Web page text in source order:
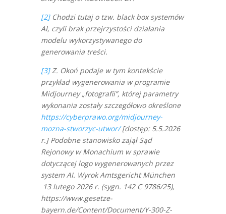
[2]Chodzi tutaj o tzw. black box systemów
AI, czyli brak przejrzystości działania
modelu wykorzystywanego do
generowania treści.
[3]Z. Okoń podaje w tym kontekście
przykład wygenerowania w programie
Midjourney „fotografii”, której parametry
wykonania zostały szczegółowo określone
https://cyberprawo.org/midjourney-
mozna-stworzyc-utwor/[dostęp: 5.5.2026
r.] Podobne stanowisko zajął Sąd
Rejonowy w Monachium w sprawie
dotyczącej logo wygenerowanych przez
system AI. Wyrok Amtsgericht München
13 lutego 2026 r. (sygn. 142 C 9786/25),
https://www.gesetze-
bayern.de/Content/Document/Y-300-Z-